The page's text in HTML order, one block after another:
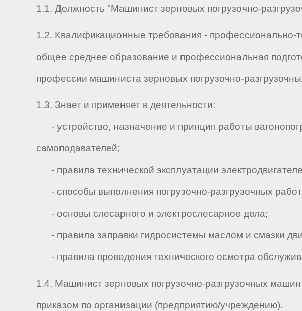
1.1. Должность "Машинист зерновых погрузочно-
1.2. Квалификационные требования - профессионально-
общее среднее образование и профессиональная
профессии машиниста зерновых погрузочно-
1.3. Знает и применяет в деятельности:
- устройство, назначение и принцип работы
самоподавателей;
- правила технической эксплуатации
- способы выполнения погрузочно-разгрузочных
- основы слесарного и электрослесарное дела;
- правила заправки гидросистемы маслом и смазки
- правила проведения технического осмотра
1.4. Машинист зерновых погрузочно-разгрузочных
приказом по организации (предприятию/учреждению).